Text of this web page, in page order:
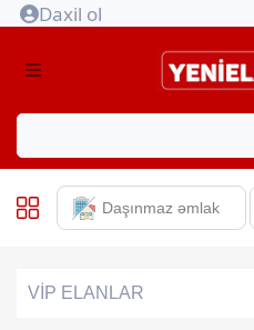
Daxil ol
Daşınmaz əmlak
VİP ELANLAR